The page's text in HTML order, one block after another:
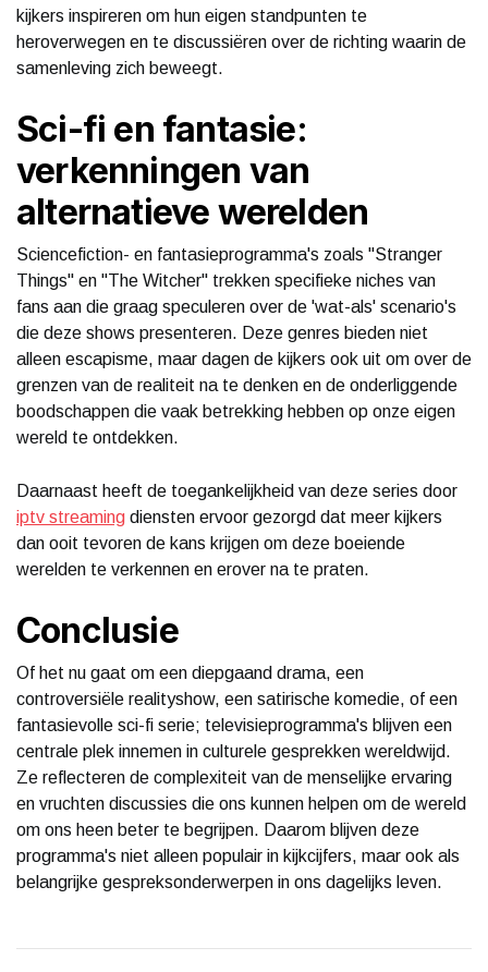
kijkers inspireren om hun eigen standpunten te
heroverwegen en te discussiëren over de richting waarin de
samenleving zich beweegt.
Sci-fi en fantasie:
verkenningen van
alternatieve werelden
Sciencefiction- en fantasieprogramma's zoals "Stranger
Things" en "The Witcher" trekken specifieke niches van
fans aan die graag speculeren over de 'wat-als' scenario's
die deze shows presenteren. Deze genres bieden niet
alleen escapisme, maar dagen de kijkers ook uit om over de
grenzen van de realiteit na te denken en de onderliggende
boodschappen die vaak betrekking hebben op onze eigen
wereld te ontdekken.
Daarnaast heeft de toegankelijkheid van deze series door
iptv streaming diensten ervoor gezorgd dat meer kijkers
dan ooit tevoren de kans krijgen om deze boeiende
werelden te verkennen en erover na te praten.
Conclusie
Of het nu gaat om een diepgaand drama, een
controversiële realityshow, een satirische komedie, of een
fantasievolle sci-fi serie; televisieprogramma's blijven een
centrale plek innemen in culturele gesprekken wereldwijd.
Ze reflecteren de complexiteit van de menselijke ervaring
en vruchten discussies die ons kunnen helpen om de wereld
om ons heen beter te begrijpen. Daarom blijven deze
programma's niet alleen populair in kijkcijfers, maar ook als
belangrijke gespreksonderwerpen in ons dagelijks leven.